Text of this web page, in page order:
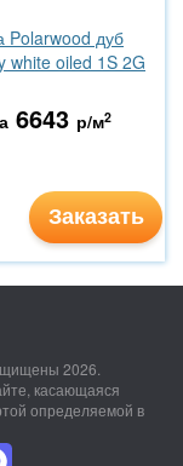
Polarwood дуб
white oiled 1S 2G
6643 р/м2
Заказать
2026.
касающаяся
определяемой в